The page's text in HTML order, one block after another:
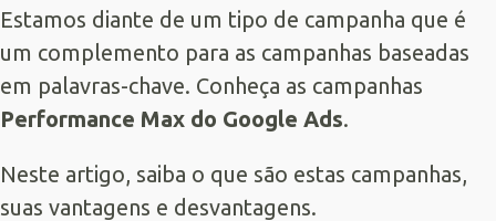
Estamos diante de um tipo de campanha que é
um complemento para as campanhas baseadas
em palavras-chave. Conheça as campanhas
Performance Max do Google Ads.
Neste artigo, saiba o que são estas campanhas,
suas vantagens e desvantagens.